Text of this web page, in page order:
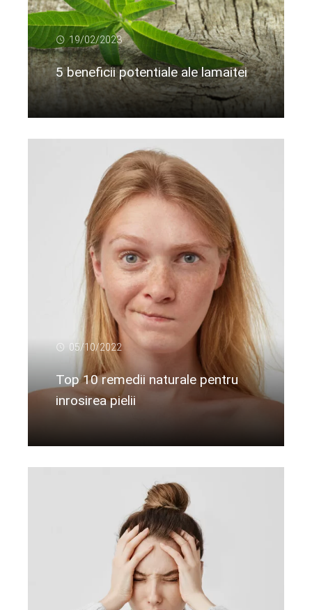
19/02/2023
5 beneficii potentiale ale lamaitei
Citeste mai departe...
05/10/2022
Top 10 remedii naturale pentru
inrosirea pielii